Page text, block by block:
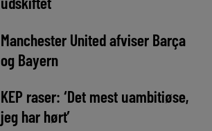
Manchester United afviser Barça
og Bayern
KEP raser: ‘Det mest uambitiøse,
jeg har hørt’